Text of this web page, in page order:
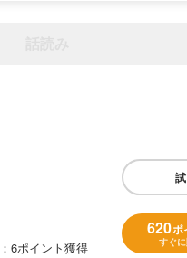
：6ポイント獲得
620ポ
すぐ